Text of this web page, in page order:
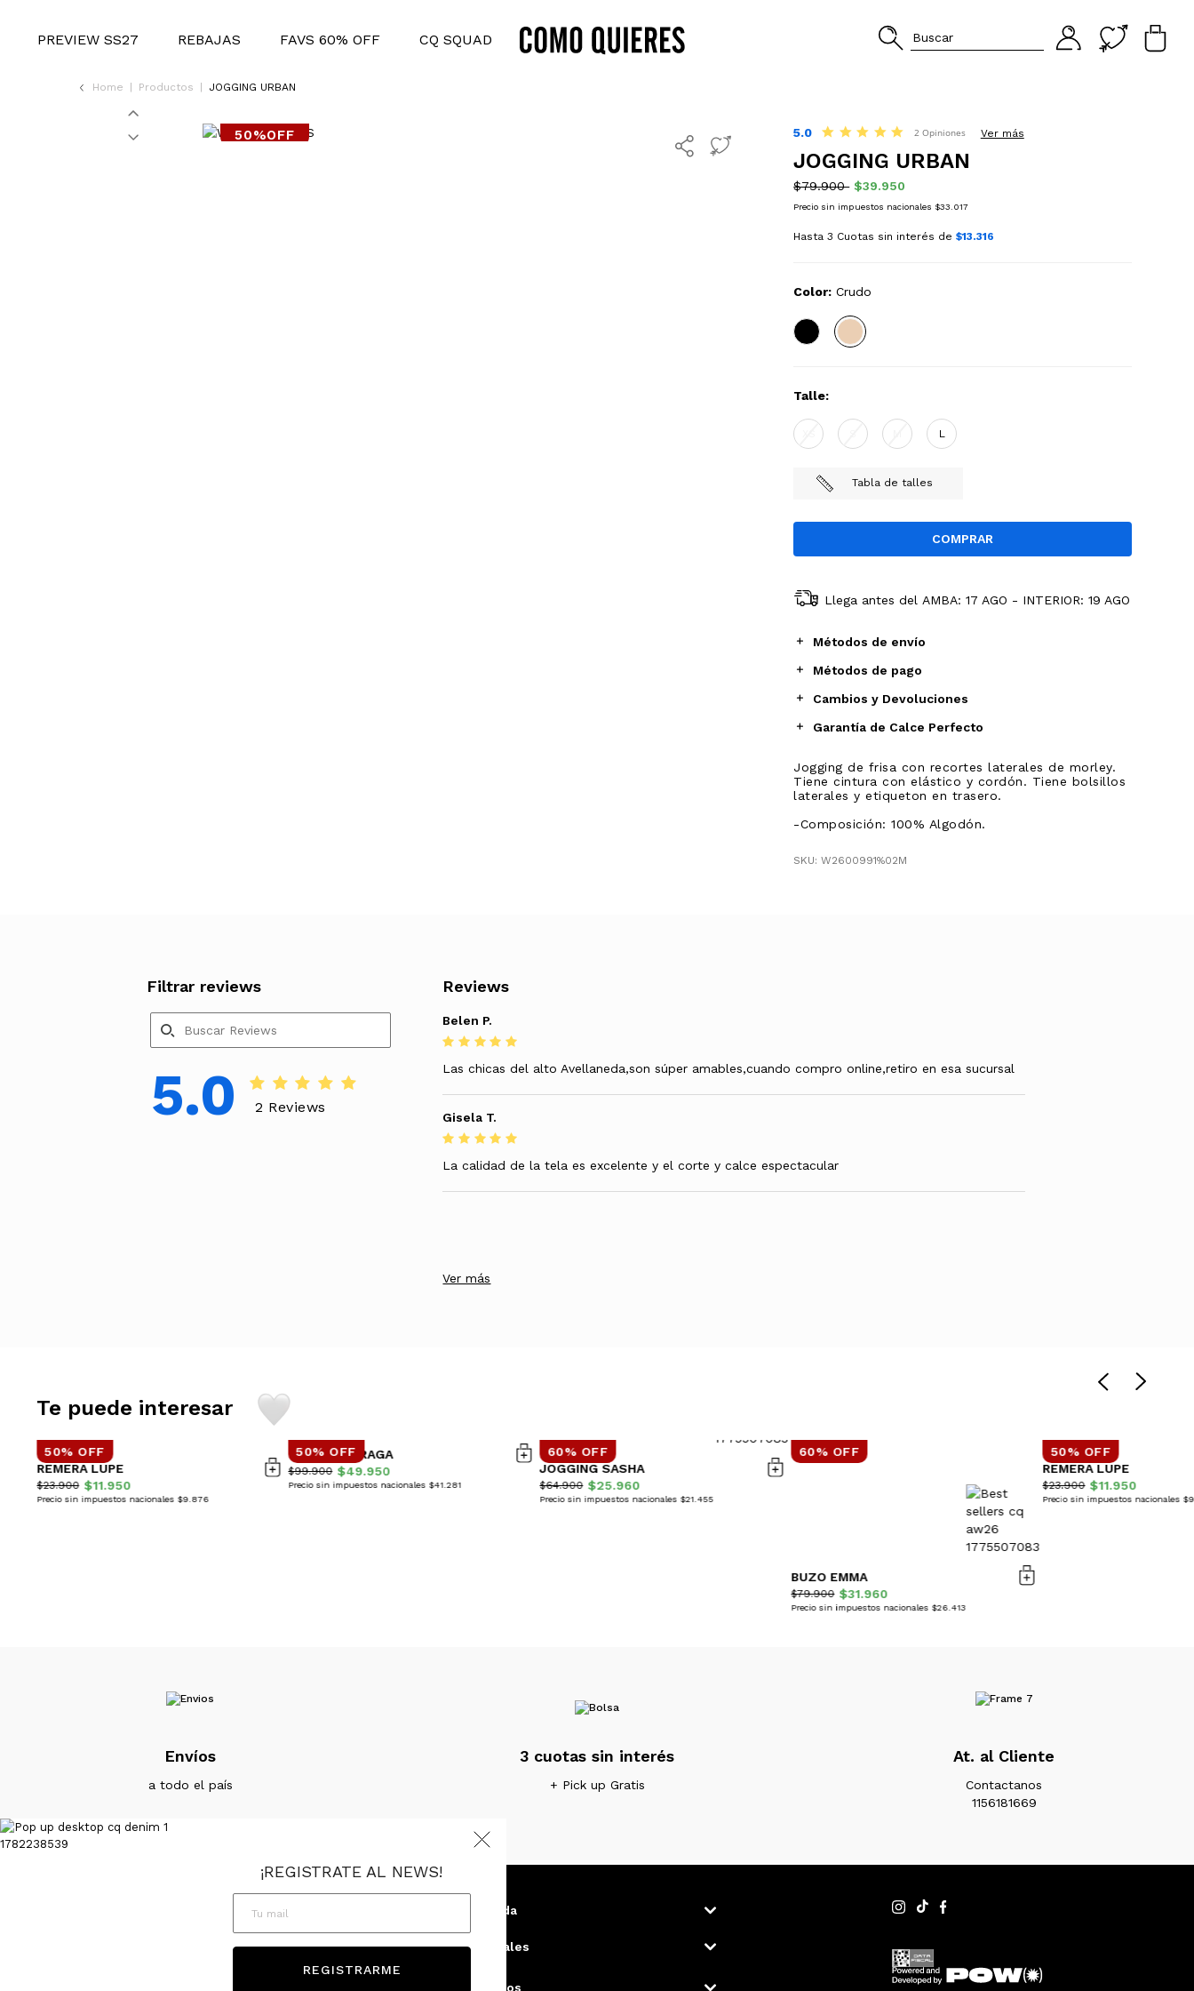
PREVIEW SS27 REBAJAS FAVS 60% OFF CQ SQUAD
Home Productos JOGGING URBAN
50%OFF 5.0
5.0
rating
2 Opiniones Ver más
JOGGING URBAN
$79.900 $39.950
Precio sin impuestos nacionales $33.017
Hasta 3 Cuotas sin interés de$13.316
Color: Crudo
Talle:
L
Tabla de talles
Llega antes del AMBA: 17 AGO - INTERIOR: 19 AGO
Métodos de envío
Métodos de pago
Cambios y Devoluciones
Garantía de Calce Perfecto
Jogging de frisa con recortes laterales de morley.
Tiene cintura con elástico y cordón. Tiene bolsillos
laterales y etiqueton en trasero.
-Composición: 100% Algodón.
SKU: W2600991%02M
Filtrar reviews
5.0 2 Reviews
Reviews
Belen P.
Las chicas del alto Avellaneda,son súper amables,cuando compro online,retiro en esa sucursal
Gisela T.
La calidad de la tela es excelente y el corte y calce espectacular
Ver más
Te puede interesar
50% OFF
REMERA LUPE
$23.900 $11.950
Precio sin impuestos nacionales $9.876
50% OFF
CAMPERA PRAGA
$99.900 $49.950
Precio sin impuestos nacionales $41.281
60% OFF
JOGGING SASHA
$64.900 $25.960
Precio sin impuestos nacionales $21.455
60% OFF
BUZO EMMA
$79.900 $31.960
Precio sin impuestos nacionales $26.413
50% OFF
REMERA LUPE
$23.900 $11.950
Precio sin impuestos nacionales
Envíos
a todo el país
3 cuotas sin interés
+ Pick up Gratis
At. al Cliente
Contactanos
1156181669
Ayuda
Locales
Envíos
¡REGISTRATE AL NEWS!